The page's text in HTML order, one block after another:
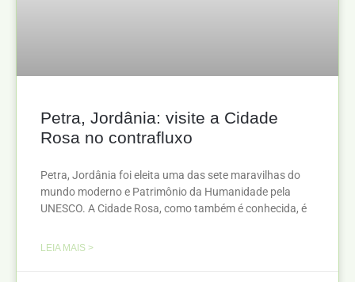
Petra, Jordânia: visite a Cidade
Rosa no contrafluxo
Petra, Jordânia foi eleita uma das sete maravilhas do
mundo moderno e Patrimônio da Humanidade pela
UNESCO. A Cidade Rosa, como também é conhecida, é
LEIA MAIS >